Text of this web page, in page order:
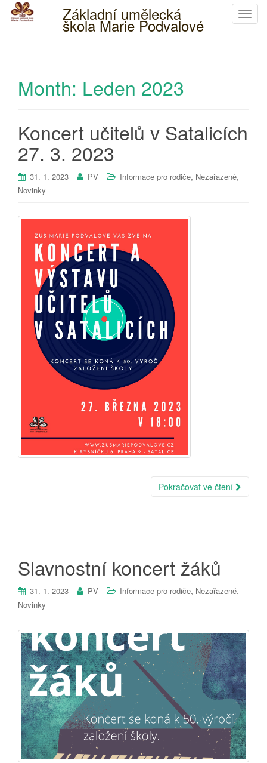
T
i
Základní umělecká
škola Marie Podvalové
Month: Leden 2023
Koncert učitelů v Satalicích
27. 3. 2023
31. 1. 2023 PV Informace pro rodiče, Nezařazené,
Novinky
Pokračovat ve čtení
Slavnostní koncert žáků
31. 1. 2023 PV Informace pro rodiče, Nezařazené,
Novinky